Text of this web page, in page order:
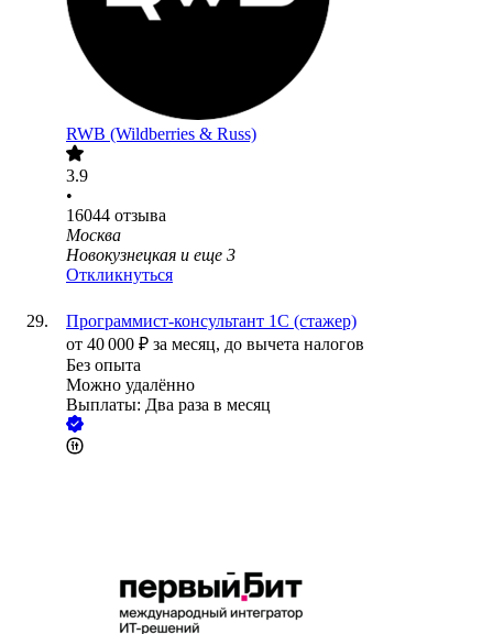
RWB (Wildberries & Russ)
3.9
•
16044 отзыва
Москва
Новокузнецкая и еще 3
Откликнуться
Программист-консультант 1С (стажер)
от 40 000 ₽ за месяц, до вычета налогов
Без опыта
Можно удалённо
Выплаты: Два раза в месяц